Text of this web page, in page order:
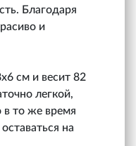
Благодаря
и
см и весит 82
легкой,
в то же время
на